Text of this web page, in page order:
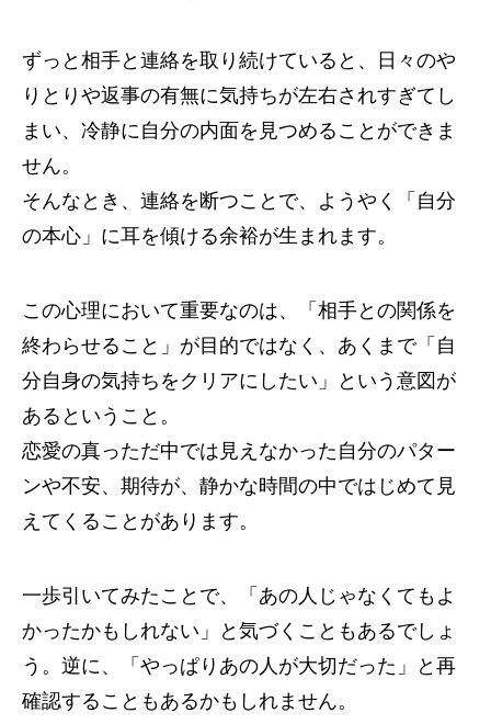
ずっと相手と連絡を取り続けていると、日々のや
りとりや返事の有無に気持ちが左右されすぎてし
まい、冷静に自分の内面を見つめることができま
せん。
そんなとき、連絡を断つことで、ようやく「自分
の本心」に耳を傾ける余裕が生まれます。
この心理において重要なのは、「相手との関係を
終わらせること」が目的ではなく、あくまで「自
分自身の気持ちをクリアにしたい」という意図が
あるということ。
恋愛の真っただ中では見えなかった自分のパター
ンや不安、期待が、静かな時間の中ではじめて見
えてくることがあります。
一歩引いてみたことで、「あの人じゃなくてもよ
かったかもしれない」と気づくこともあるでしょ
う。逆に、「やっぱりあの人が大切だった」と再
確認することもあるかもしれません。